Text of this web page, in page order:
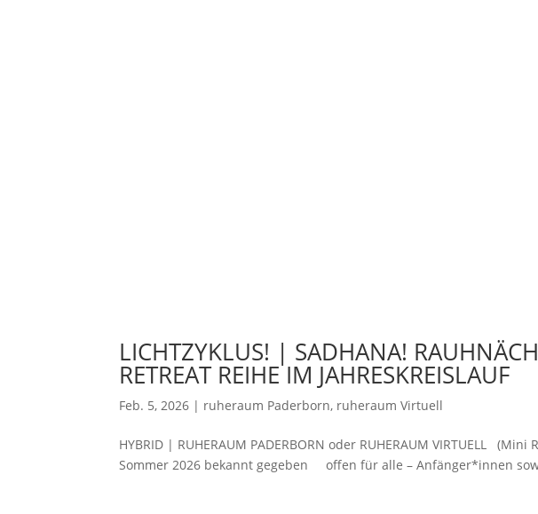
LICHTZYKLUS! | SADHANA!
RETREAT REIHE IM JAHRESKREISLAUF
Feb. 5, 2026 | ruheraum Paderborn, ruheraum Virtuell
HYBRID | RUHERAUM PADERBORN oder RUHERAUM VIRTUELL
Sommer 2026 bekannt gegeben offen für alle – Anfänger*innen